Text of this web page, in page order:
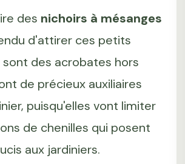
des nichoirs à mésanges
d'attirer ces petits
sont des acrobates hors
de précieux auxiliaires
puisqu'elles vont limiter
de chenilles qui posent
aux jardiniers.